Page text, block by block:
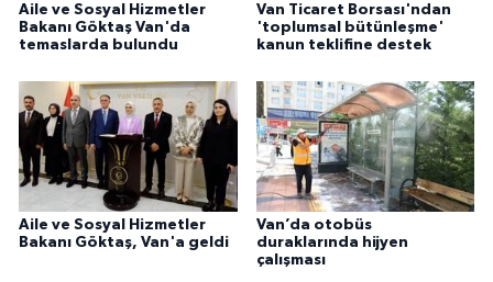
Aile ve Sosyal Hizmetler
Bakanı Göktaş Van'da
temaslarda bulundu
Van Ticaret Borsası'ndan
'toplumsal bütünleşme'
kanun teklifine destek
Aile ve Sosyal Hizmetler
Bakanı Göktaş, Van'a geldi
Van’da otobüs
duraklarında hijyen
çalışması